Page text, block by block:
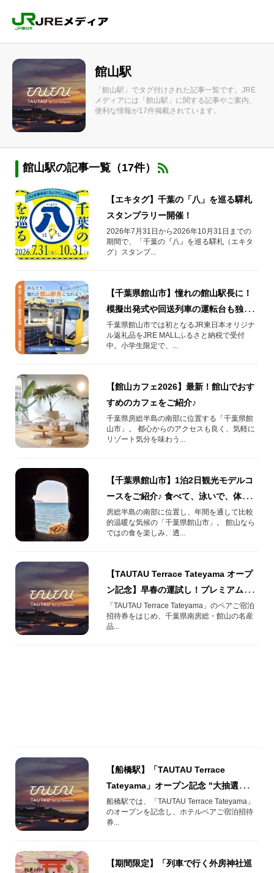
館山駅
「館山駅」でタグ付けされた記事一覧です。JRE
メディアには「館山駅」に関する記事やご案内、
便利な情報が17件掲載されています。
館山駅の記事一覧（17件）
【エキタグ】千葉の「八」を巡る驛札
スタンプラリー開催！
2026年7月31日から2026年10月31日までの
期間で、「千葉の『八』を巡る驛札（エキタ
グ）スタンプ...
【千葉県館山市】憧れの館山駅長に！
模擬出発式や回送列車の運転台も独り
占め！ふるさと納税プレミアム体験
千葉県館山市では初となるJR東日本オリジナ
ル返礼品をJRE MALLふるさと納税で受付
中。小学生限定で、...
【館山カフェ2026】最新！館山でおす
すめのカフェをご紹介♪
千葉県房総半島の南部に位置する「千葉県館
山市」。 都心からのアクセスも良く、気軽に
リゾート気分を味わう...
【千葉県館山市】1泊2日観光モデルコ
ースをご紹介♪ 食べて、泳いで、体験
して、館山を満喫しよう！
房総半島の南部に位置し、年間を通して比較
的温暖な気候の「千葉県館山市」。 館山なら
ではの食を楽しみ、透...
【TAUTAU Terrace Tateyama オープ
ン記念】早春の運試し！プレミアム抽
選会開催♪
「TAUTAU Terrace Tateyama」のペアご宿泊
招待券をはじめ、千葉県南房総・館山の名産
品...
【船橋駅】「TAUTAU Terrace
Tateyama」オープン記念 "大抽選
会"開催
船橋駅では、「TAUTAU Terrace Tateyama」
のオープンを記念し、ホテルペアご宿泊招待
券...
【期間限定】「列車で行く外房神社巡